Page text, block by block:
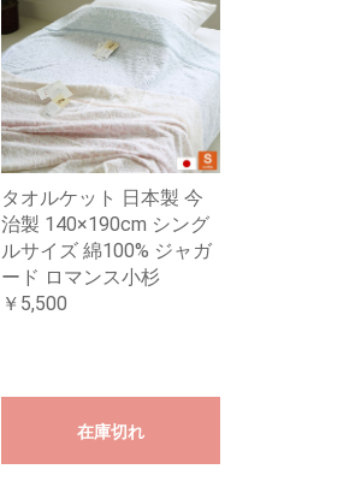
タオルケット 日本製 今
治製 140×190cm シング
ルサイズ 綿100% ジャガ
ード ロマンス小杉
￥5,500
在庫切れ